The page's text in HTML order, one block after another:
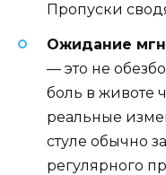
Пропуски
Ожидание
— это не
боль в животе
реальные
стуле обычно
регулярного